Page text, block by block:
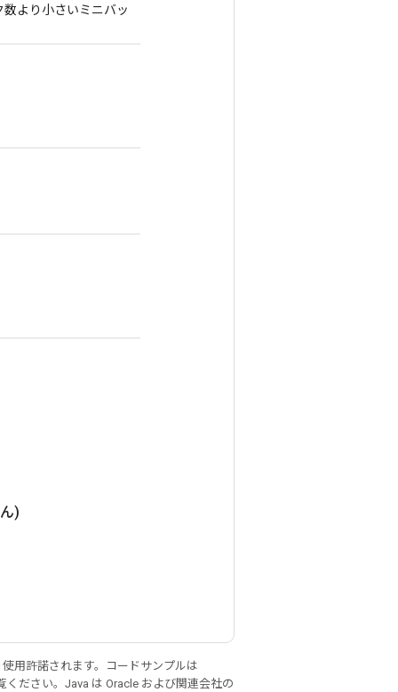
より小さいミニバッ
)
使用許諾されます。コードサンプルは
ください。Java は Oracle および関連会社の